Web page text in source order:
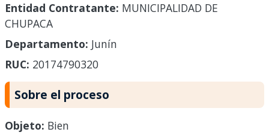
Entidad Contratante: MUNICIPALIDAD DE
CHUPACA
Departamento: Junín
RUC: 20174790320
Sobre el proceso
Objeto: Bien